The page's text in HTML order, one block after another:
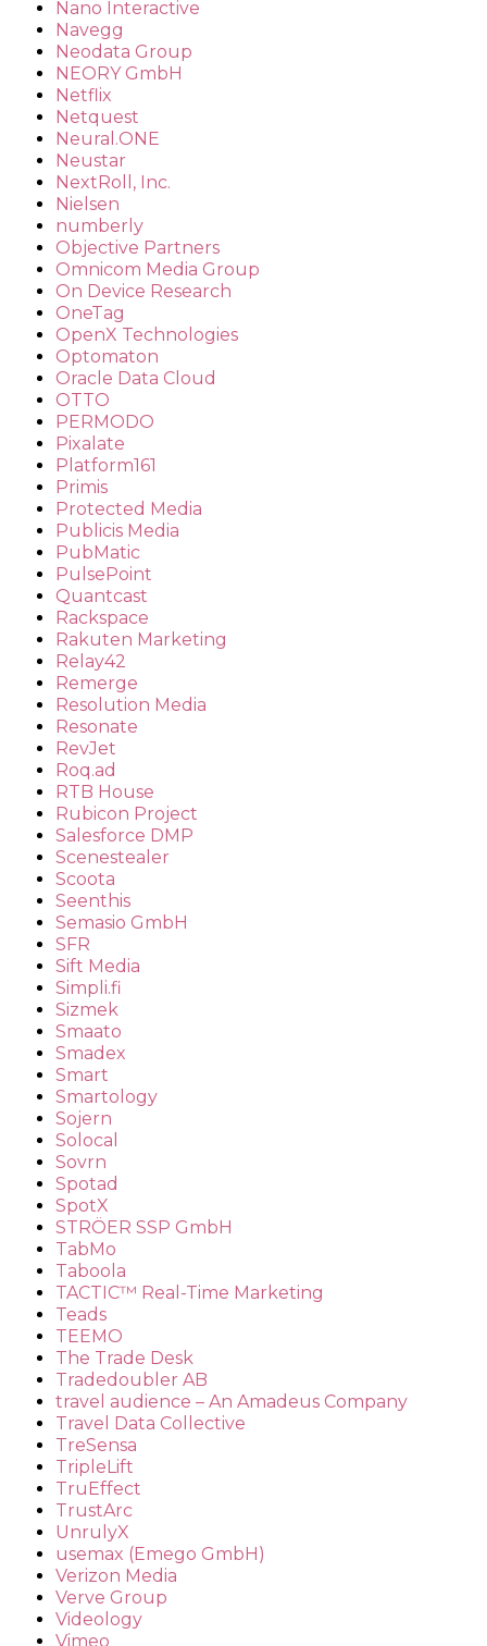
Nano Interactive
Navegg
Neodata Group
NEORY GmbH
Netflix
Netquest
Neural.ONE
Neustar
NextRoll, Inc.
Nielsen
numberly
Objective Partners
Omnicom Media Group
On Device Research
OneTag
OpenX Technologies
Optomaton
Oracle Data Cloud
OTTO
PERMODO
Pixalate
Platform161
Primis
Protected Media
Publicis Media
PubMatic
PulsePoint
Quantcast
Rackspace
Rakuten Marketing
Relay42
Remerge
Resolution Media
Resonate
RevJet
Roq.ad
RTB House
Rubicon Project
Salesforce DMP
Scenestealer
Scoota
Seenthis
Semasio GmbH
SFR
Sift Media
Simpli.fi
Sizmek
Smaato
Smadex
Smart
Smartology
Sojern
Solocal
Sovrn
Spotad
SpotX
STRÖER SSP GmbH
TabMo
Taboola
TACTIC™ Real-Time Marketing
Teads
TEEMO
The Trade Desk
Tradedoubler AB
travel audience – An Amadeus Company
Travel Data Collective
TreSensa
TripleLift
TruEffect
TrustArc
UnrulyX
usemax (Emego GmbH)
Verizon Media
Verve Group
Videology
Vimeo